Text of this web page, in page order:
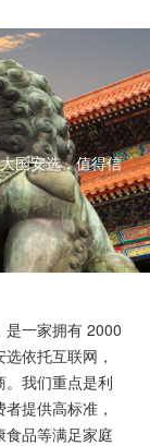
国安选，值得信
是一家拥有 2000
依托互联网，
。我们重点是利
提供高标准，
食品等满足家庭